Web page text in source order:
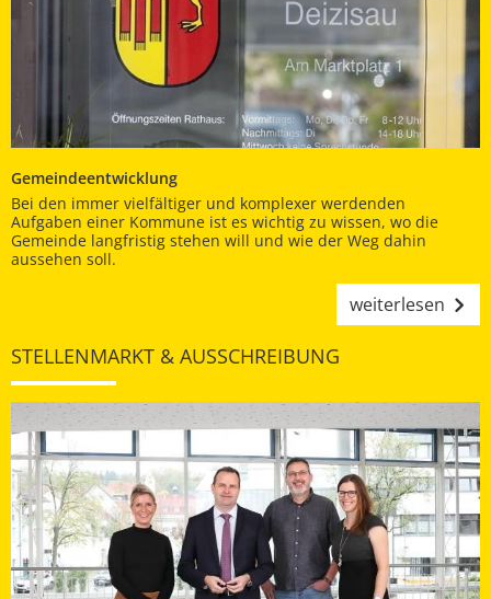
Gemeindeentwicklung
Bei den immer vielfältiger und komplexer werdenden
Aufgaben einer Kommune ist es wichtig zu wissen, wo die
Gemeinde langfristig stehen will und wie der Weg dahin
aussehen soll.
weiterlesen
STELLENMARKT & AUSSCHREIBUNG